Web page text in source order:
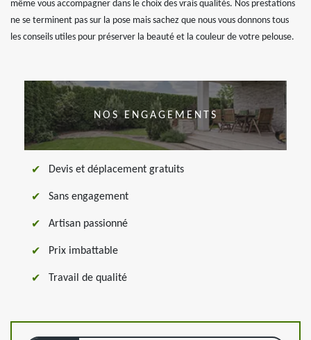
même vous accompagner dans le choix des vrais qualités. Nos prestations
ne se terminent pas sur la pose mais sachez que nous vous donnons tous
les conseils utiles pour préserver la beauté et la couleur de votre pelouse.
NOS ENGAGEMENTS
Devis et déplacement gratuits
Sans engagement
Artisan passionné
Prix imbattable
Travail de qualité